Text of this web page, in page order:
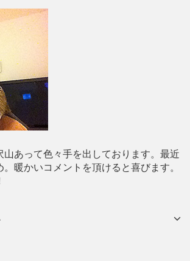
山あって色々手を出しております。最近
暖かいコメントを頂けると喜びます。